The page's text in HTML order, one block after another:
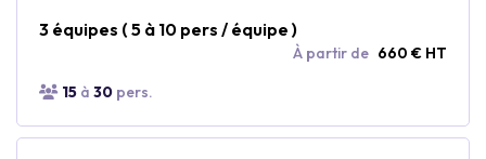
3 équipes ( 5 à 10 pers / équipe )
À partir de 660 € HT
15 à 30 pers.